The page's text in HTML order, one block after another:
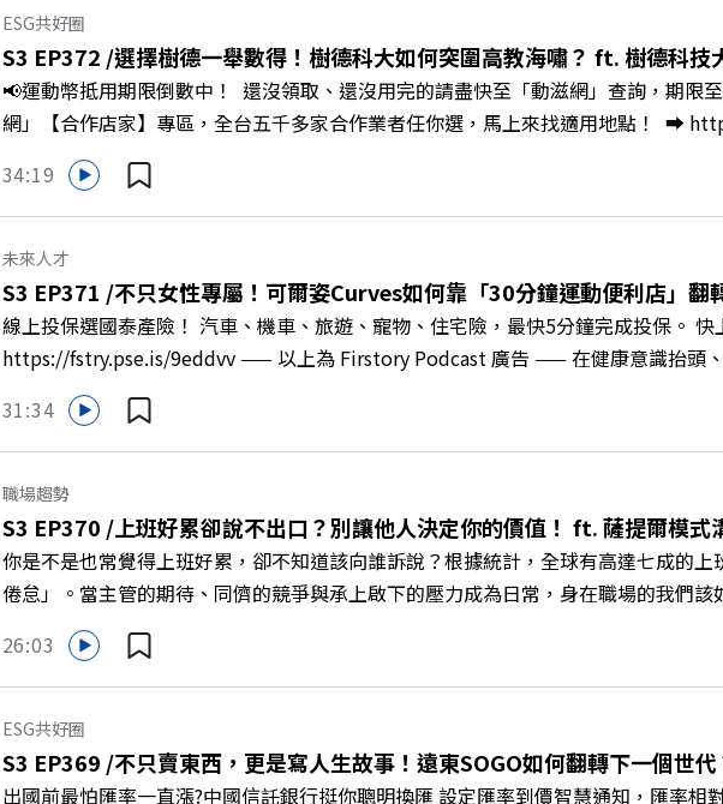
奇」代替「批判」。即使在變動快速的AI時代，也能幫自己打造不被成敗輕易定義的
山對話」看穿主管焦慮，將對立化為合作？🔺 怎麼做到「好奇少一點、批判少一點
手裡？ +++++📓《透視職場冰山》新書介紹>>>https://bookzone.cwgv.com.tw/
家優惠>>>https://gvmkt.pse.is/9e5pbz✨關注《遠見》更多的社群：LINE：
ESG共好圈
S3 EP372 /選擇樹德一舉數得！樹德科大如何突圍高教海嘯？ ft. 樹德科技
📢運動幣抵用期限倒數中！ 還沒領取、還沒用完的請盡快至「動滋網」查詢，期
網」【合作店家】專區，全台五千多家合作業者任你選，馬上來找適用地點！ ➡️
Firstory Podcast 廣告 —— 在少子化浪潮、私校面臨退場海嘯的嚴峻考驗下，南台灣
到樹德科技大學校長王昭雄，帶你解析樹德科大如何打造出兼顧學校永續發展與地方
「產學無縫接軌者」？ 🔺AI如何深度賦能設計與人文學科學群？ 🔺首創「菲律賓半
USR專案！深耕地方的溫暖社會責任平台 主持人／遠見雜誌副社長兼遠見智庫總編
慶遠見40歲生日！手速搶下破天荒的獨家優惠 >>>https://gvmkt.pse.is/9e5pbz ✨
https://reurl.cc/A4ELQp IG：https://bit.ly/3AjBWNV YT：https://bit.ly/38jNi9k
34:19
未來人才
S3 EP371 /不只女性專屬！可爾姿Curves如何靠「30分鐘運動便利店」
線上投保選國泰產險！ 汽車、機車、旅遊、寵物、住宅險，最快5分鐘完成投保。
https://fstry.pse.is/9eddvv —— 以上為 Firstory Podcast 廣告 —— 在健康意識抬頭
轉型突圍？ 本集《遠見ON AIR》邀請到可爾姿Curves台灣執行長林宏遠，帶你解析
機！ 🔺如何從「傳統大型健身房」轉型為「社區運動便利店」？ 🔺運動如何落實最
高齡化！驚豔醫學界的「社會處方」 🔺超高加盟成功率！為無數女性圓夢的「女力
庫總編輯 李建興 與談人／可爾姿Curves台灣執行長 林宏遠 +++++ 🫧清除腦袋的盲
https://gvmkt.pse.is/9al3px ✨關注《遠見》更多的社群： LINE：https://reurl.cc/
https://bit.ly/38jNi9k Powered by Firstory Hosting
31:34
職場趨勢
S3 EP370 /上班好累卻說不出口？別讓他人決定你的價值！ ft. 薩提爾模式
你是不是也常覺得上班好累，卻不知道該向誰訴說？根據統計，全球有高達七成的
倦怠」。當主管的期待、同儕的競爭與承上啟下的壓力成為日常，身在職場的我們
的力量？ 本集《遠見ON AIR》邀請新書《透視職場冰山》作者、薩提爾模式溝通引
態，以及在緊湊的職場節奏中，修煉安頓心法！ 🔺你的自我價值，難道只能由考績
的姿態應對壓力？ 🔺如何在中高壓的「三明治主管」困境中全身而退？ 主持人／遠
者 李崇義、謝佳芸 +++++ 🫧清除腦袋的盲點，也順手理清生活的雜亂。 點開看質
多的社群： LINE：https://reurl.cc/A4ELQp IG：https://bit.ly/3AjBWNV YT：
26:03
ESG共好圈
S3 EP369 /不只賣東西，更是寫人生故事！遠東SOGO如何翻轉下一個世
出國前最怕匯率一直漲?中國信託銀行挺你聰明換匯 設定匯率到價智慧通知，匯率